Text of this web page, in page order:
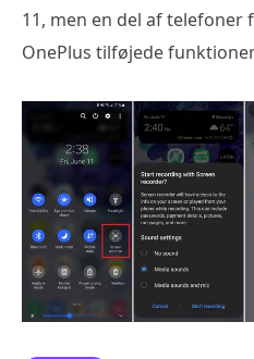
11, men en del af telefoner
OnePlus tilføjede